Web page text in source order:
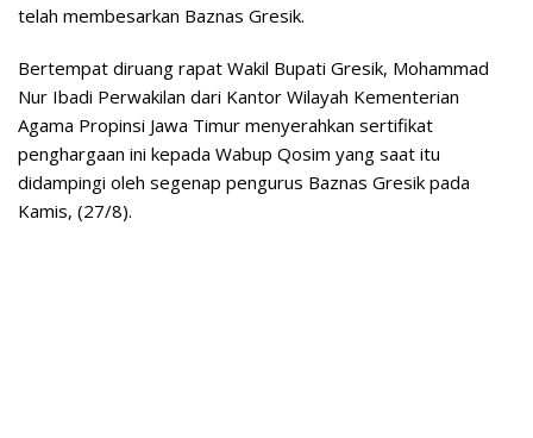
telah membesarkan Baznas Gresik.
Bertempat diruang rapat Wakil Bupati Gresik, Mohammad
Nur Ibadi Perwakilan dari Kantor Wilayah Kementerian
Agama Propinsi Jawa Timur menyerahkan sertifikat
penghargaan ini kepada Wabup Qosim yang saat itu
didampingi oleh segenap pengurus Baznas Gresik pada
Kamis, (27/8).